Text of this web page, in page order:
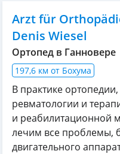
Arzt für
Denis Wiesel
Ортопед в Ганновере
197,6 км от Бохума
В практике
ревматологии и
и реабилитационной
лечим все проблемы,
двигательного